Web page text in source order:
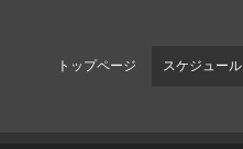
トップページ スケジュール